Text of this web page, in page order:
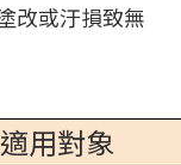
改或汙損致無
適用對象